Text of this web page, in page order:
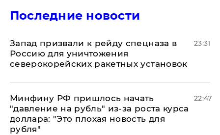
Последние новости
Запад призвали к рейду спецназа в
Россию для уничтожения
северокорейских ракетных установок
23:31
Минфину РФ пришлось начать
"давление на рубль" из-за роста курса
доллара: "Это плохая новость для
рубля"
22:47